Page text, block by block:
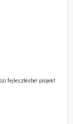
fejlesztésbe! projekt